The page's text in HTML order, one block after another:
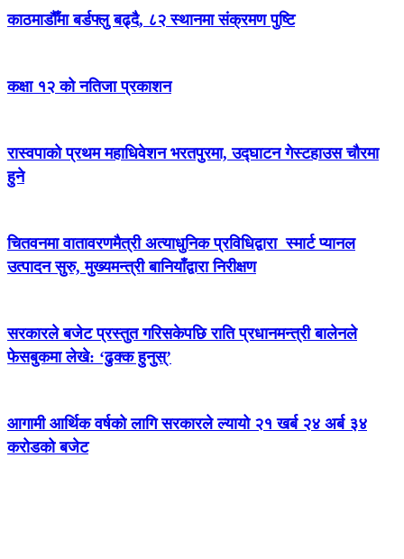
काठमाडौँमा बर्डफ्लु बढ्दै, ८२ स्थानमा संक्रमण पुष्टि
कक्षा १२ को नतिजा प्रकाशन
रास्वपाको प्रथम महाधिवेशन भरतपुरमा, उद्घाटन गेस्टहाउस चौरमा
हुने
चितवनमा वातावरणमैत्री अत्याधुनिक प्रविधिद्वारा स्मार्ट प्यानल
उत्पादन सुरु, मुख्यमन्त्री बानियाँद्वारा निरीक्षण
सरकारले बजेट प्रस्तुत गरिसकेपछि राति प्रधानमन्त्री बालेनले
फेसबुकमा लेखे: ‘ढुक्क हुनुस्’
आगामी आर्थिक वर्षको लागि सरकारले ल्यायो २१ खर्ब २४ अर्ब ३४
करोडको बजेट